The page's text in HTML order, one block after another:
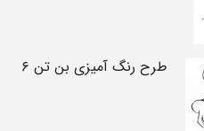
طرح رنگ آمیزی بن تن ۶